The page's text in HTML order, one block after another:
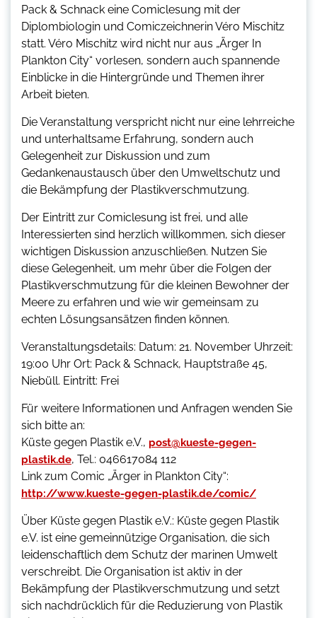
Pack & Schnack eine Comiclesung mit der
Diplombiologin und Comiczeichnerin Véro Mischitz
statt. Véro Mischitz wird nicht nur aus „Ärger In
Plankton City“ vorlesen, sondern auch spannende
Einblicke in die Hintergründe und Themen ihrer
Arbeit bieten.
Die Veranstaltung verspricht nicht nur eine lehrreiche
und unterhaltsame Erfahrung, sondern auch
Gelegenheit zur Diskussion und zum
Gedankenaustausch über den Umweltschutz und
die Bekämpfung der Plastikverschmutzung.
Der Eintritt zur Comiclesung ist frei, und alle
Interessierten sind herzlich willkommen, sich dieser
wichtigen Diskussion anzuschließen. Nutzen Sie
diese Gelegenheit, um mehr über die Folgen der
Plastikverschmutzung für die kleinen Bewohner der
Meere zu erfahren und wie wir gemeinsam zu
echten Lösungsansätzen finden können.
Veranstaltungsdetails: Datum: 21. November Uhrzeit:
19:00 Uhr Ort: Pack & Schnack, Hauptstraße 45,
Niebüll. Eintritt: Frei
Für weitere Informationen und Anfragen wenden Sie
sich bitte an:
Küste gegen Plastik e.V., post@kueste-gegen-
plastik.de, Tel.: 046617084 112
Link zum Comic „Ärger in Plankton City“:
http://www.kueste-gegen-plastik.de/comic/
Über Küste gegen Plastik e.V.: Küste gegen Plastik
e.V. ist eine gemeinnützige Organisation, die sich
leidenschaftlich dem Schutz der marinen Umwelt
verschreibt. Die Organisation ist aktiv in der
Bekämpfung der Plastikverschmutzung und setzt
sich nachdrücklich für die Reduzierung von Plastik